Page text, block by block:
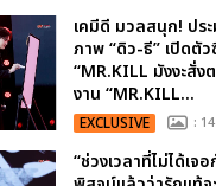
เคมีดี มวลสนุก! ปร
ภาพ “ดิว-ธี” เปิดตัว
“MR.KILL มังงะสั่ง
งาน “MR.KILL...
EXCLUSIVE : 14
“ช่วงเวลาที่ไม่ได้เจ